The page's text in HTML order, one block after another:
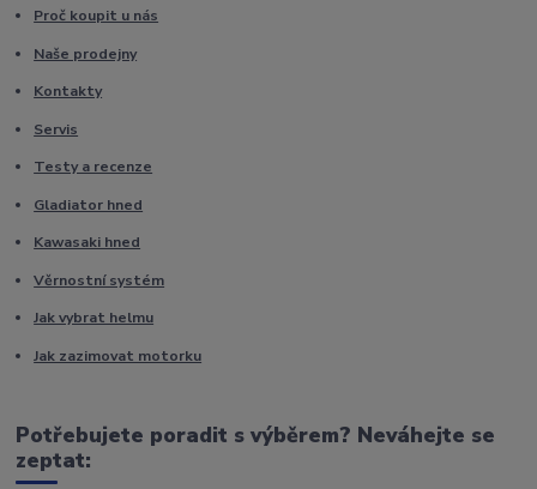
Proč koupit u nás
Naše prodejny
Kontakty
Servis
Testy a recenze
Gladiator hned
Kawasaki hned
Věrnostní systém
Jak vybrat helmu
Jak zazimovat motorku
Potřebujete poradit s výběrem? Neváhejte se
zeptat: